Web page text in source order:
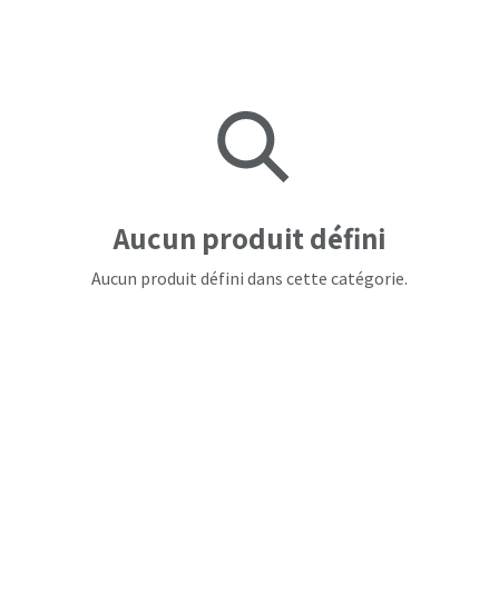
Aucun produit défini
Aucun produit défini dans cette catégorie.